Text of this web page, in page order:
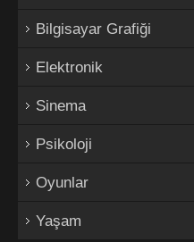
Bilgisayar Grafiği
Elektronik
Sinema
Psikoloji
Oyunlar
Yaşam